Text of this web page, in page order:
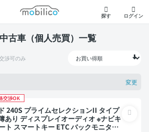
モビリコ
探す ログイン
古車（個人売買）一覧
渉可のみ
変更
交渉OK
240S プライムセレクションII タイプ
ト スマートキー ETC バックモニター